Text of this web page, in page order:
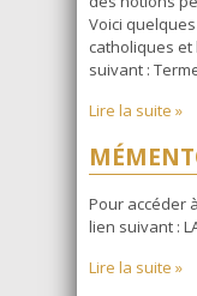
Voici
catholiques et
suivant :
Lire la suite »
Pour accéder
lien suivant :
Lire la suite »